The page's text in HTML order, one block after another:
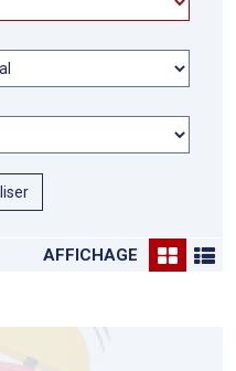
AFFICHAGE